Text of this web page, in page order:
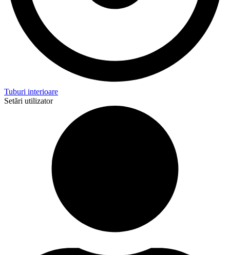
Tuburi interioare
Setări utilizator